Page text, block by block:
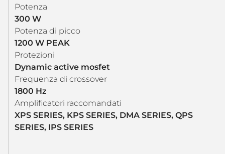
Potenza
300 W
Potenza di picco
1200 W PEAK
Protezioni
Dynamic active mosfet
Frequenza di crossover
1800 Hz
Amplificatori raccomandati
XPS SERIES, KPS SERIES, DMA SERIES, QPS
SERIES, IPS SERIES